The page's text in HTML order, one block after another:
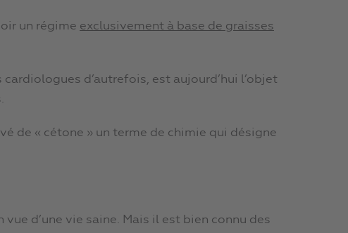
un régime exclusivement à base de graisses
d’autrefois, est aujourd’hui l’objet
de « cétone » un terme de chimie qui désigne
d’une vie saine. Mais il est bien connu des